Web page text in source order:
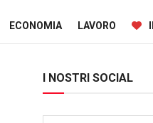
ECONOMIA LAVORO
I NOSTRI SOCIAL